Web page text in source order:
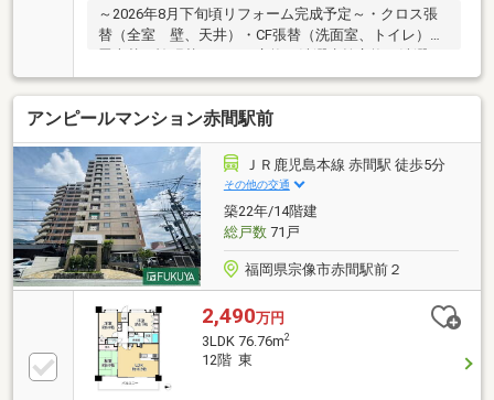
～2026年8月下旬頃リフォーム完成予定～・クロス張
替（全室 壁、天井）・CF張替（洗面室、トイレ）・
ン交換・火災報知器設置・ハウスクリーニング・設備
延長10年保証有（多機能便座シート）～2022年2月頃
リフォーム完成済～・ユニットバス交換・給湯器交換
～ポイント～■JR鹿児島本線「赤間駅」まで徒歩3分□
南東向きバルコニーの為、陽当り良好弊社の営業時間
内（木曜日～月曜日、10時～19時、一部例外有）であ
れば、いつでもご見学可能です。今から見たいという
お電話も大歓迎ですので、お気軽にお問合せ下さいま
せ。
アンピールマンション赤間駅前
ＪＲ鹿児島本線 赤間駅 徒歩5分
その他の交通
築22年/14階建
総戸数71戸
福岡県宗像市赤間駅前２
2,490万円
3LDK 76.76m2
12階 東